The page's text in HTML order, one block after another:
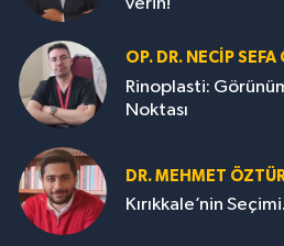
OP. DR. NECIP SEFA
Rinoplasti:
Noktası
DR. MEHMET
Kırıkkale’nin